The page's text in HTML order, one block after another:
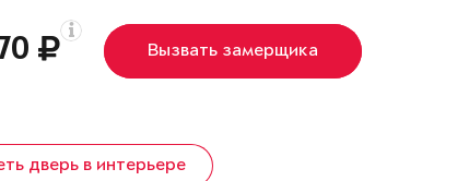
Вызвать замерщика
дверь в интерьере